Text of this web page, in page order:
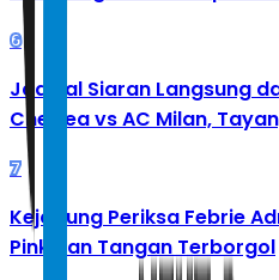
6
Jadwal Siaran Langsung
Chelsea vs AC Milan,
7
Kejagung Periksa Febrie
Pink dan Tangan Terborgol